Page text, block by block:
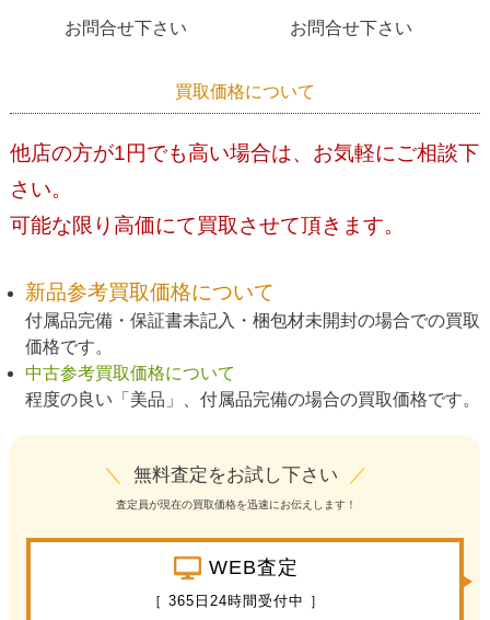
お問合せ下さい お問合せ下さい
買取価格について
他店の方が1円でも高い場合は、お気軽にご相談下
さい。
可能な限り高価にて買取させて頂きます。
新品参考買取価格について
付属品完備・保証書未記入・梱包材未開封の場合での買取
価格です。
中古参考買取価格について
程度の良い「美品」、付属品完備の場合の買取価格です。
＼ 無料査定をお試し下さい ／
査定員が現在の買取価格を迅速にお伝えします！
WEB査定
［ 365日24時間受付中 ］